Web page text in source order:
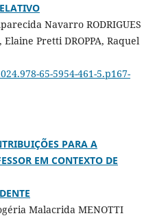
Navarro RODRIGUES
Pretti DROPPA, Raquel
65-5954-461-5.p167-
PARA A
EM CONTEXTO DE
Malacrida MENOTTI